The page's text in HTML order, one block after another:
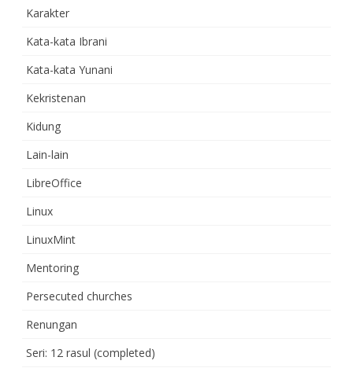
Karakter
Kata-kata Ibrani
Kata-kata Yunani
Kekristenan
Kidung
Lain-lain
LibreOffice
Linux
LinuxMint
Mentoring
Persecuted churches
Renungan
Seri: 12 rasul (completed)